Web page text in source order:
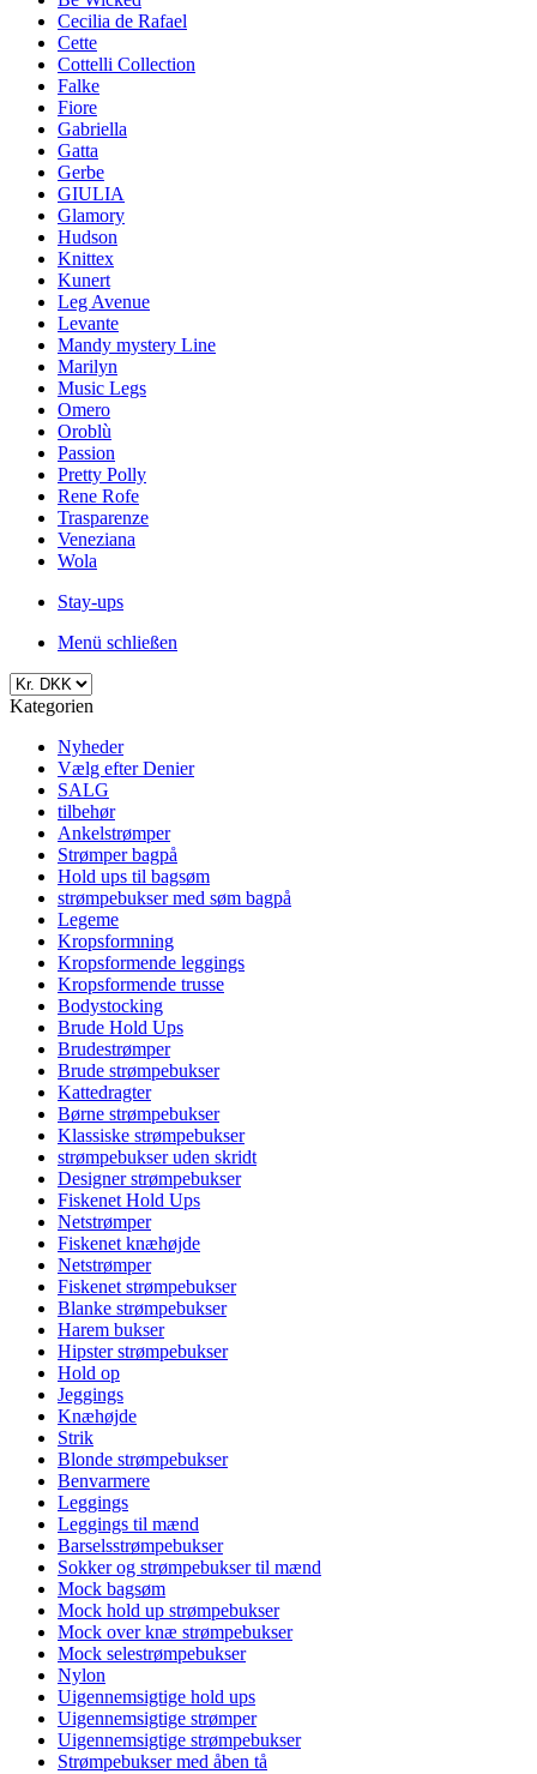
Cecilia de Rafael
Cette
Cottelli Collection
Falke
Fiore
Gabriella
Gatta
Gerbe
GIULIA
Glamory
Hudson
Knittex
Kunert
Leg Avenue
Levante
Mandy mystery Line
Marilyn
Music Legs
Omero
Oroblù
Passion
Pretty Polly
Rene Rofe
Trasparenze
Veneziana
Wola
Stay-ups
Menü schließen
Kategorien
Nyheder
Vælg efter Denier
SALG
tilbehør
Ankelstrømper
Strømper bagpå
Hold ups til bagsøm
strømpebukser med søm bagpå
Legeme
Kropsformning
Kropsformende leggings
Kropsformende trusse
Bodystocking
Brude Hold Ups
Brudestrømper
Brude strømpebukser
Kattedragter
Børne strømpebukser
Klassiske strømpebukser
strømpebukser uden skridt
Designer strømpebukser
Fiskenet Hold Ups
Netstrømper
Fiskenet knæhøjde
Netstrømper
Fiskenet strømpebukser
Blanke strømpebukser
Harem bukser
Hipster strømpebukser
Hold op
Jeggings
Knæhøjde
Strik
Blonde strømpebukser
Benvarmere
Leggings
Leggings til mænd
Barselsstrømpebukser
Sokker og strømpebukser til mænd
Mock bagsøm
Mock hold up strømpebukser
Mock over knæ strømpebukser
Mock selestrømpebukser
Nylon
Uigennemsigtige hold ups
Uigennemsigtige strømper
Uigennemsigtige strømpebukser
Strømpebukser med åben tå